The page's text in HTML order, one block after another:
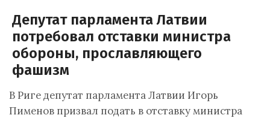
Депутат парламента Латвии
потребовал отставки министра
обороны, прославляющего
фашизм
В Риге депутат парламента Латвии Игорь
Пименов призвал подать в отставку министра